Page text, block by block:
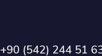
+90 (542) 244 51